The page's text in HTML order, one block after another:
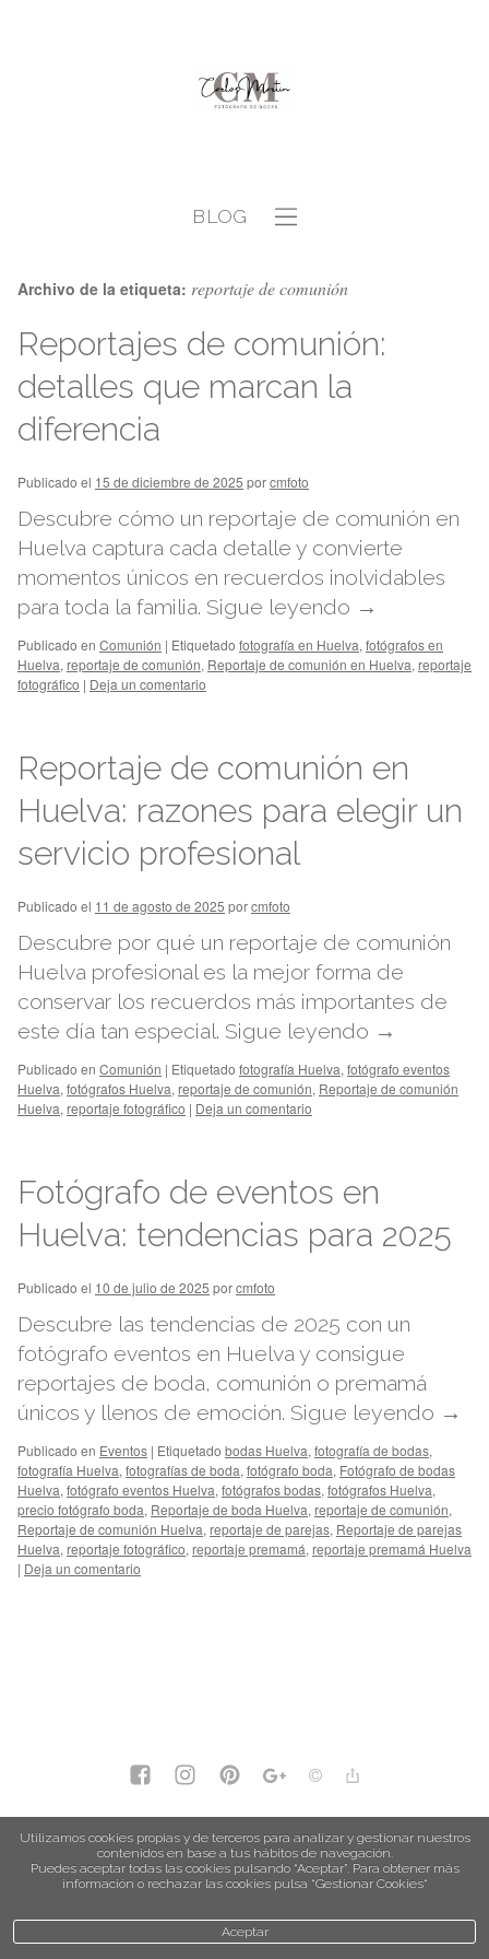
BLOG
Archivo de la etiqueta: reportaje de comunión
Reportajes de comunión:
detalles que marcan la
diferencia
Publicado el 15 de diciembre de 2025 porcmfoto
Descubre cómo un reportaje de comunión en
Huelva captura cada detalle y convierte
momentos únicos en recuerdos inolvidables
para toda la familia. Sigue leyendo →
Publicado en Comunión | Etiquetado fotografía en Huelva, fotógrafos en
Huelva, reportaje de comunión, Reportaje de comunión en Huelva, reportaje
fotográfico | Deja un comentario
Reportaje de comunión en
Huelva: razones para elegir un
servicio profesional
Publicado el 11 de agosto de 2025 porcmfoto
Descubre por qué un reportaje de comunión
Huelva profesional es la mejor forma de
conservar los recuerdos más importantes de
este día tan especial. Sigue leyendo →
Publicado en Comunión | Etiquetado fotografía Huelva, fotógrafo eventos
Huelva, fotógrafos Huelva, reportaje de comunión, Reportaje de comunión
Huelva, reportaje fotográfico | Deja un comentario
Fotógrafo de eventos en
Huelva: tendencias para 2025
Publicado el 10 de julio de 2025 porcmfoto
Descubre las tendencias de 2025 con un
fotógrafo eventos en Huelva y consigue
reportajes de boda, comunión o premamá
únicos y llenos de emoción. Sigue leyendo →
Publicado en Eventos | Etiquetado bodas Huelva, fotografía de bodas,
fotografía Huelva, fotografías de boda, fotógrafo boda, Fotógrafo de bodas
Huelva, fotógrafo eventos Huelva, fotógrafos bodas, fotógrafos Huelva,
precio fotógrafo boda, Reportaje de boda Huelva, reportaje de comunión,
Reportaje de comunión Huelva, reportaje de parejas, Reportaje de parejas
Huelva, reportaje fotográfico, reportaje premamá, reportaje premamá Huelva
| Deja un comentario
política de privacidad
política de cookies
Utilizamos cookies propias y de terceros para analizar y gestionar nuestros
contenidos en base a tus hábitos de navegación.
Puedes aceptar todas las cookies pulsando “Aceptar”. Para obtener más
información o rechazar las cookies pulsa “Gestionar Cookies“
Aceptar